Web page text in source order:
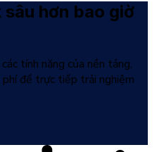
sâu hơn bao giờ
tính năng của nền tảng,
để trực tiếp trải nghiệm